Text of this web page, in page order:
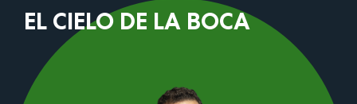
EL CIELO DE LA BOCA